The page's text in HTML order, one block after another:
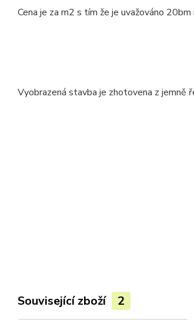
Cena je za m2 s tím že je uvažováno
Vyobrazená stavba je zhotovena z jemně
Související zboží 2